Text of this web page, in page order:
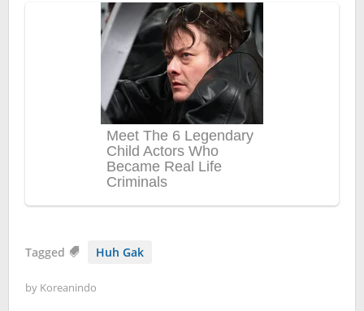
Tagged Huh Gak
by Koreanindo